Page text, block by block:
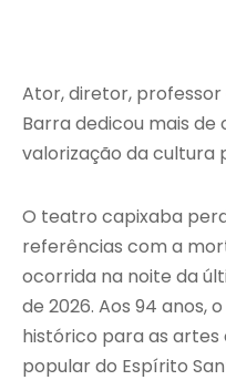
Ator, diretor,
Barra dedicou mais
valorização da cultura
O teatro capixaba
referências com a
ocorrida na noite da
de 2026. Aos 94 anos,
histórico para as
popular do Espírito